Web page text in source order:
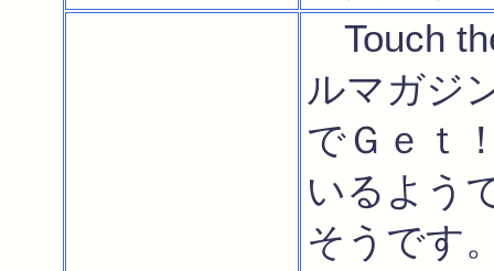
Touch
ルマガジ
でＧｅｔ
いるよう
そうです